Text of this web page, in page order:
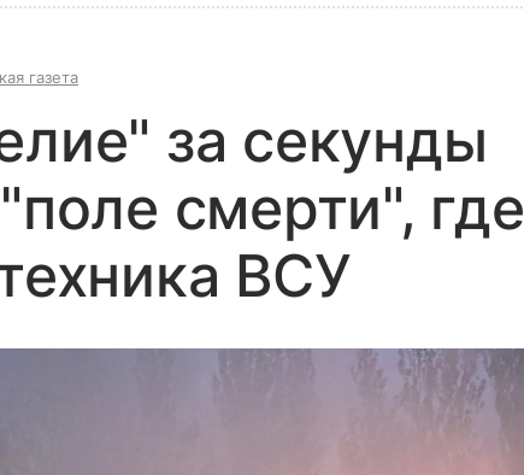
газета
за секунды
смерти", где
ВСУ